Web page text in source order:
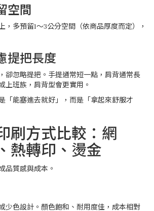
空間
，多預留1～3公分空間（依商品厚度而定），
提把長度
卻忽略提把。手提通常短一點，肩背通常長
上班族，肩背型會更實用。
「能塞進去就好」，而是「拿起來舒服才
刷方式比較：網
熱轉印、燙金
品質感與成本。
少色設計。顏色飽和、耐用度佳，成本相對